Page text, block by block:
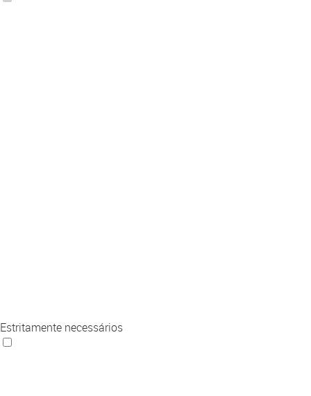
Estritamente necessários